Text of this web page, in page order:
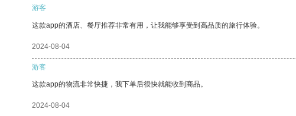
游客
这款app的酒店、餐厅推荐非常有用，让我能够享受到高品质的旅行体验。
2024-08-04
游客
这款app的物流非常快捷，我下单后很快就能收到商品。
2024-08-04